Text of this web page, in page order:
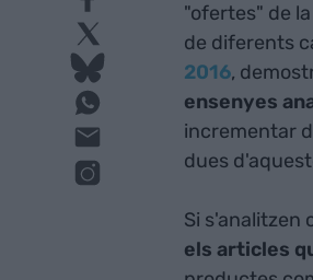
"ofertes" de
de diferents
2016,
ensenyes
incrementar
dues
Si s'analitzen
els articles